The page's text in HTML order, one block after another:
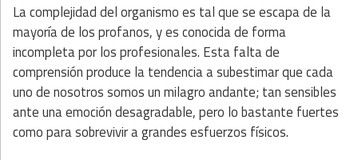
La complejidad del organismo es tal que se escapa de la
mayoría de los profanos, y es conocida de forma
incompleta por los profesionales. Esta falta de
comprensión produce la tendencia a subestimar que cada
uno de nosotros somos un milagro andante; tan sensibles
ante una emoción desagradable, pero lo bastante fuertes
como para sobrevivir a grandes esfuerzos físicos.